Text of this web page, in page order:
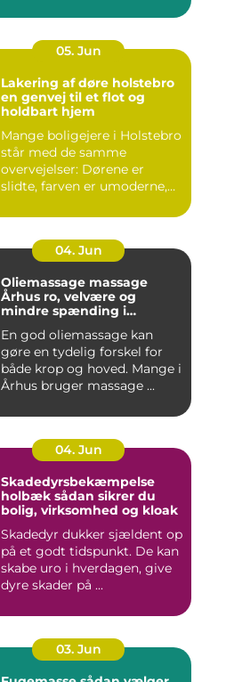
05. Jun
Lakering af døre holstebro
en genvej til et flot og
holdbart hjem
Mange boligejere i Holstebro
står med de samme
overvejelser: Dørene er
slidte, farven er umoderne,
04. Jun
Oliemassage massage
Århus ro, velvære og
mindre spænding i
En god oliemassage kan
gøre en tydelig forskel for
både krop og hoved. Mange i
Århus bruger massage ...
04. Jun
Skadedyrsbekæmpelse
holbæk sådan sikrer du
bolig, virksomhed og kloak
Skadedyr dukker sjældent op
på et godt tidspunkt. De kan
skabe uro i hverdagen, give
dyre skader på ...
03. Jun